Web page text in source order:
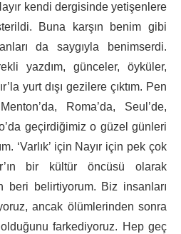
kendi dergisinde yetişenlere
Buna karşın benim gibi
da saygıyla benimserdi.
yazdım, günceler, öyküler,
yurt dışı gezilere çıktım. Pen
Roma’da, Seul’de,
geçirdiğimiz o güzel günleri
‘Varlık’ için Nayır için pek çok
bir kültür öncüsü olarak
beri belirtiyorum. Biz insanları
ancak ölümlerinden sonra
farkediyoruz. Hep geç